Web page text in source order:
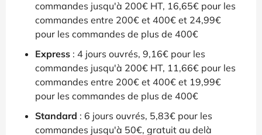
commandes jusqu'à 200€ HT, 16,65€ pour les
commandes entre 200€ et 400€ et 24,99€
pour les commandes de plus de 400€
Express : 4 jours ouvrés, 9,16€ pour les
commandes jusqu'à 200€ HT, 11,66€ pour les
commandes entre 200€ et 400€ et 19,99€
pour les commandes de plus de 400€
Standard : 6 jours ouvrés, 5,83€ pour les
commandes jusqu'à 50€, gratuit au delà